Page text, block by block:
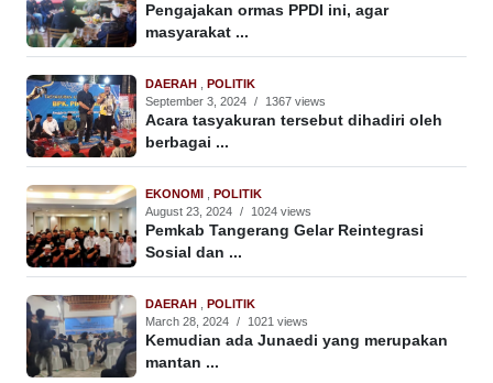
Pengajakan ormas PPDI ini, agar
masyarakat ...
DAERAH
POLITIK
September 3, 2024 / 1367 views
Acara tasyakuran tersebut dihadiri oleh
berbagai ...
EKONOMI
POLITIK
August 23, 2024 / 1024 views
Pemkab Tangerang Gelar Reintegrasi
Sosial dan ...
DAERAH
POLITIK
March 28, 2024 / 1021 views
Kemudian ada Junaedi yang merupakan
mantan ...